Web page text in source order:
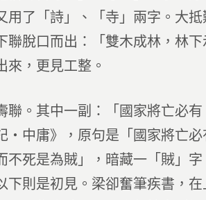
了「詩」、「寺」兩字。大
脫口而出：「雙木成林，林
來，更見工整。
。其中一副：「國家將亡必
‧中庸》，原句是「國家將亡
死是為賊」，暗藏一「賊」
則是初見。梁卻奮筆疾書，在